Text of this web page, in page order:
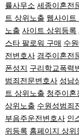
률사무소 세종이혼전
트 상위노출 웹사이트
노출 사이트 상위등록
스타 팔로워 구매 수
전변호사 경주이혼전
폰성지
구리학교폭력
범죄전문변호사 성남
트 상위노출 청주이혼
상위노출 수원성범죄
부음주운전변호사 인
위등록 홈페이지 상위